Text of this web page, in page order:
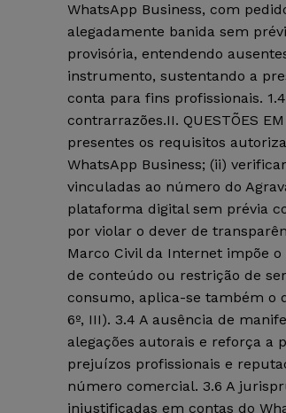
WhatsApp Business, com
alegadamente banida sem
provisória, entendendo
instrumento, sustentando a
conta para fins profissionais.
contrarrazões.II. QUESTÕES
presentes os requisitos
WhatsApp Business; (ii)
vinculadas ao número do
plataforma digital sem prévia
por violar o dever de
Marco Civil da Internet impõe
de conteúdo ou restrição de
consumo, aplica-se também o
6º, III). 3.4 A ausência de
alegações autorais e reforça a
prejuízos profissionais e
número comercial. 3.6 A
injustificadas em contas do